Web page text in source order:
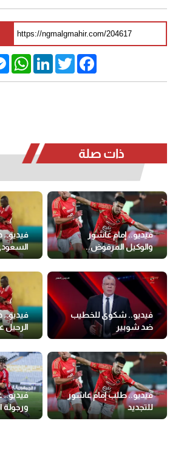
LinkedInTwitter
Facebook
ذات صلة
فيديو.. إمام عاشور
والوكيل المرفوض..
وفرمان الخطيب
فيديو..
فيديو.. شكوى للخطيب
ضد شوبير
فيديو..
الرحيل
فيديو.. طلب إمام عاشور
للتجديد
فيديو..
ورجولة